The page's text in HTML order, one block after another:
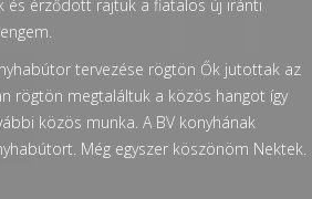
és érződött rajtuk a fiatalos új iránti
tervezése rögtön Ők jutottak az
rögtön megtaláltuk a közös hangot így
közös munka. A BV konyhának
Még egyszer köszönöm Nektek.